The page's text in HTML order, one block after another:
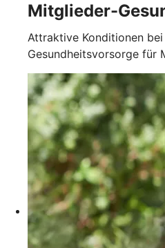
Mitglieder-
Attraktive Konditionen
Gesundheitsvorsorge für